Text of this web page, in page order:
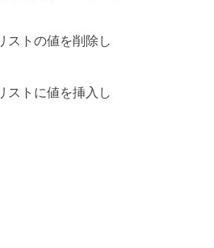
ストの値を削除し
ストに値を挿入し